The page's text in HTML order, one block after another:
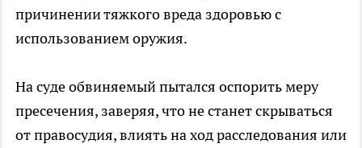
причинении тяжкого вреда здоровью с
использованием оружия.
На суде обвиняемый пытался оспорить меру
пресечения, заверяя, что не станет скрываться
от правосудия, влиять на ход расследования или